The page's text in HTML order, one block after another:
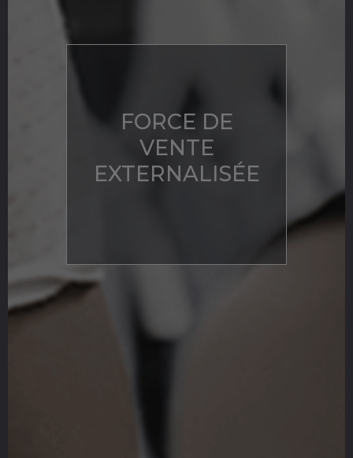
FORCE DE
VENTE
EXTERNALISÉE